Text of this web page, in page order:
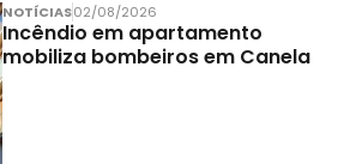
NOTÍCIAS02/08/2026
Incêndio em apartamento
mobiliza bombeiros em Canela